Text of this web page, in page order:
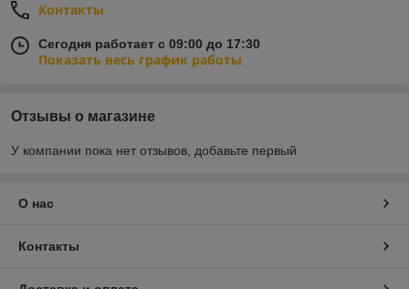
Контакты
Сегодня работает с 09:00 до 17:30
Показать весь график работы
Отзывы о магазине
У компании пока нет отзывов, добавьте первый
О нас
Контакты